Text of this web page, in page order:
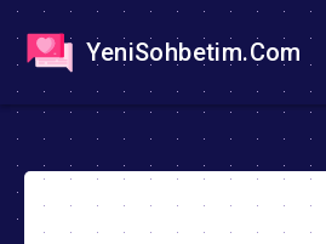
YeniSohbetim.Com